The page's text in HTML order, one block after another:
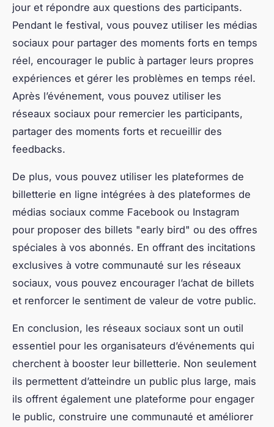
jour et répondre aux questions des participants.
Pendant le festival, vous pouvez utiliser les médias
sociaux pour partager des moments forts en temps
réel, encourager le public à partager leurs propres
expériences et gérer les problèmes en temps réel.
Après l’événement, vous pouvez utiliser les
réseaux sociaux pour remercier les participants,
partager des moments forts et recueillir des
feedbacks.
De plus, vous pouvez utiliser les plateformes de
billetterie en ligne intégrées à des plateformes de
médias sociaux comme Facebook ou Instagram
pour proposer des billets "early bird" ou des offres
spéciales à vos abonnés. En offrant des incitations
exclusives à votre communauté sur les réseaux
sociaux, vous pouvez encourager l’achat de billets
et renforcer le sentiment de valeur de votre public.
En conclusion, les réseaux sociaux sont un outil
essentiel pour les organisateurs d’événements qui
cherchent à booster leur billetterie. Non seulement
ils permettent d’atteindre un public plus large, mais
ils offrent également une plateforme pour engager
le public, construire une communauté et améliorer